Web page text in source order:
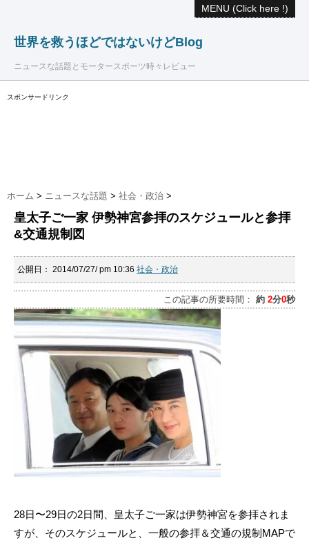
MENU (Click here !)
世界を救うほどではないけどBlog
ニュースな話題とモータースポーツ時々レビュー
スポンサードリンク
ホーム > ニュースな話題 > 社会・政治 >
皇太子ご一家 伊勢神宮参拝のスケジュールと参拝
&交通規制図
公開日： 2014/07/27/ pm 10:36 社会・政治
この記事の所要時間： 約 2分0秒
28日〜29日の2日間、皇太子ご一家は伊勢神宮を参拝されま
すが、そのスケジュールと、一般の参拝＆交通の規制MAPで